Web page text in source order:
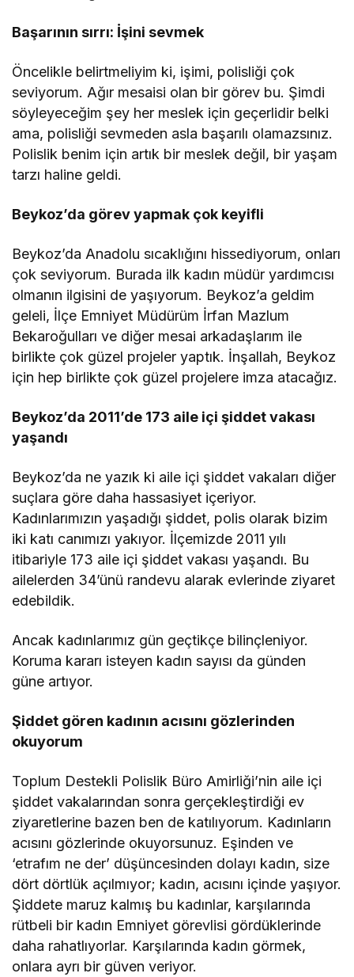
Başarının sırrı: İşini sevmek
Öncelikle belirtmeliyim ki, işimi, polisliği çok
seviyorum. Ağır mesaisi olan bir görev bu. Şimdi
söyleyeceğim şey her meslek için geçerlidir belki
ama, polisliği sevmeden asla başarılı olamazsınız.
Polislik benim için artık bir meslek değil, bir yaşam
tarzı haline geldi.
Beykoz’da görev yapmak çok keyifli
Beykoz’da Anadolu sıcaklığını hissediyorum, onları
çok seviyorum. Burada ilk kadın müdür yardımcısı
olmanın ilgisini de yaşıyorum. Beykoz’a geldim
geleli, İlçe Emniyet Müdürüm İrfan Mazlum
Bekaroğulları ve diğer mesai arkadaşlarım ile
birlikte çok güzel projeler yaptık. İnşallah, Beykoz
için hep birlikte çok güzel projelere imza atacağız.
Beykoz’da 2011’de 173 aile içi şiddet vakası
yaşandı
Beykoz’da ne yazık ki aile içi şiddet vakaları diğer
suçlara göre daha hassasiyet içeriyor.
Kadınlarımızın yaşadığı şiddet, polis olarak bizim
iki katı canımızı yakıyor. İlçemizde 2011 yılı
itibariyle 173 aile içi şiddet vakası yaşandı. Bu
ailelerden 34’ünü randevu alarak evlerinde ziyaret
edebildik.
Ancak kadınlarımız gün geçtikçe bilinçleniyor.
Koruma kararı isteyen kadın sayısı da günden
güne artıyor.
Şiddet gören kadının acısını gözlerinden
okuyorum
Toplum Destekli Polislik Büro Amirliği’nin aile içi
şiddet vakalarından sonra gerçekleştirdiği ev
ziyaretlerine bazen ben de katılıyorum. Kadınların
acısını gözlerinde okuyorsunuz. Eşinden ve
‘etrafım ne der’ düşüncesinden dolayı kadın, size
dört dörtlük açılmıyor; kadın, acısını içinde yaşıyor.
Şiddete maruz kalmış bu kadınlar, karşılarında
rütbeli bir kadın Emniyet görevlisi gördüklerinde
daha rahatlıyorlar. Karşılarında kadın görmek,
onlara ayrı bir güven veriyor.